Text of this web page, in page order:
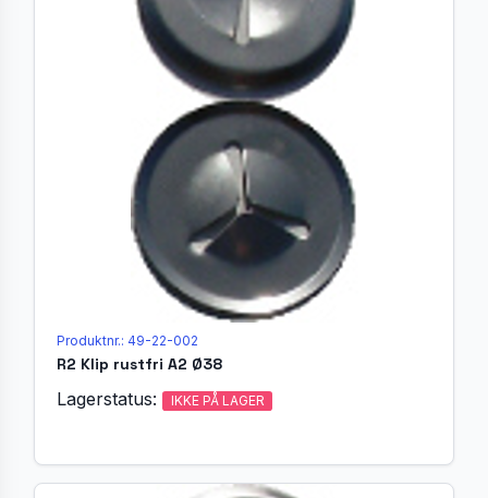
Produktnr.: 49-22-002
R2 Klip rustfri A2 Ø38
Lagerstatus: IKKE PÅ LAGER